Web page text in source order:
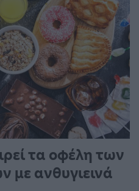
τα οφέλη των
με ανθυγιεινά